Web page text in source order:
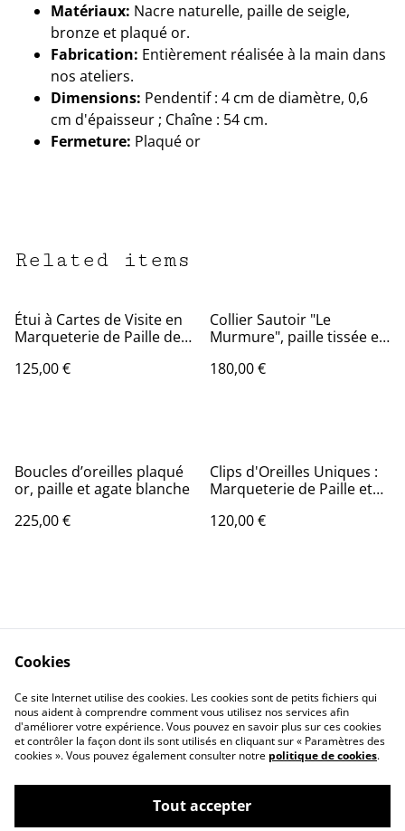
Matériaux: Nacre naturelle, paille de seigle,
bronze et plaqué or.
Fabrication: Entièrement réalisée à la main dans
nos ateliers.
Dimensions: Pendentif : 4 cm de diamètre, 0,6
cm d'épaisseur ; Chaîne : 54 cm.
Fermeture: Plaqué or
Related items
Étui à Cartes de Visite en
Marqueterie de Paille de
Géométrique Abstrait
125,00 €
Collier Sautoir "Le
Murmure", paille tissée et
180,00 €
Boucles d’oreilles plaqué
or, paille et agate blanche
225,00 €
Clips d'Oreilles Uniques :
Marqueterie de Paille et
120,00 €
Mentions légales
Respect vie privée
Politique des cookies
Contact
Cookies
Ce site Internet utilise des cookies. Les cookies sont de petits fichiers qui
nous aident à comprendre comment vous utilisez nos services afin
d'améliorer votre expérience. Vous pouvez en savoir plus sur ces cookies
et contrôler la façon dont ils sont utilisés en cliquant sur « Paramètres des
cookies ». Vous pouvez également consulter notre politique de cookies.
Tout accepter